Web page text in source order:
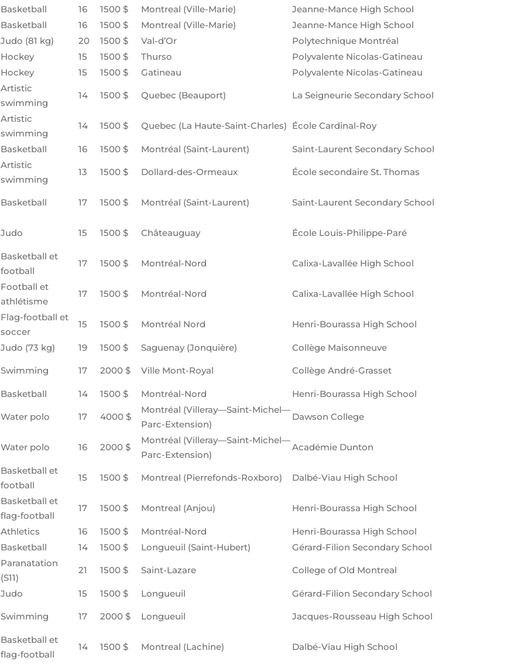
Basketball 16 1500 $ Montreal (Ville-Marie)
Jeanne-Mance High School
Basketball 16 1500 $ Montreal (Ville-Marie)
Jeanne-Mance High School
Judo (81 kg) 20 1500 $ Val-d’Or
Polytechnique Montréal
Hockey 15 1500 $ Thurso
Polyvalente Nicolas-Gatineau
Hockey 15 1500 $ Gatineau Polyvalente Nicolas-Gatineau
Artistic
swimming
14 1500 $ Quebec (Beauport) La Seigneurie Secondary School
Artistic
swimming
14 1500 $ Quebec (La Haute-Saint-Charles) École Cardinal-Roy
Basketball 16 1500 $ Montréal (Saint-Laurent) Saint-Laurent Secondary School
Artistic
swimming
13 1500 $ Dollard-des-Ormeaux École secondaire St. Thomas
Basketball 17 1500 $ Montréal (Saint-Laurent) Saint-Laurent Secondary School
Judo 15 1500 $ Châteauguay École Louis-Philippe-Paré
Basketball et
football
17 1500 $ Montréal-Nord Calixa-Lavallée High School
Football et
athlétisme
17 1500 $ Montréal-Nord Calixa-Lavallée High School
Flag-football et
soccer
15 1500 $ Montréal Nord Henri-Bourassa High School
Judo (73 kg) 19 1500 $ Saguenay (Jonquière)
Collège Maisonneuve
Swimming 17 2000 $ Ville Mont-Royal Collège André-Grasset
Basketball 14 1500 $ Montréal-Nord Henri-Bourassa High School
Water polo 17 4000 $
Montréal (Villeray—Saint-Michel—
Parc-Extension)
Dawson College
Water polo 16 2000 $
Montréal (Villeray—Saint-Michel—
Parc-Extension)
Académie Dunton
Basketball et
football
15 1500 $ Montreal (Pierrefonds-Roxboro) Dalbé-Viau High School
Basketball et
flag-football
17 1500 $ Montreal (Anjou) Henri-Bourassa High School
Athletics 16 1500 $ Montréal-Nord
Henri-Bourassa High School
Basketball 14 1500 $ Longueuil (Saint-Hubert) Gérard-Filion Secondary School
Paranatation
(S11)
21 1500 $ Saint-Lazare College of Old Montreal
Judo 15 1500 $ Longueuil
Gérard-Filion Secondary School
Swimming 17 2000 $ Longueuil Jacques-Rousseau High School
Basketball et
flag-football
14 1500 $ Montreal (Lachine) Dalbé-Viau High School